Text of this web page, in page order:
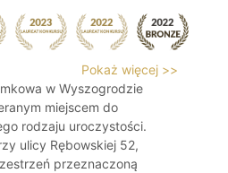
Pokaż więcej >>
w Wyszogrodzie
miejscem do
rodzaju uroczystości.
ulicy Rębowskiej 52,
przeznaczoną